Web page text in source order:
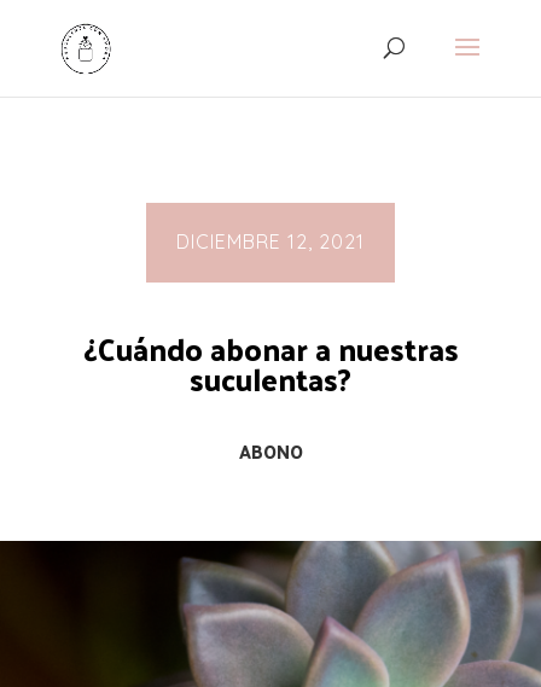
DICIEMBRE 12, 2021
¿Cuándo abonar a nuestras
suculentas?
ABONO